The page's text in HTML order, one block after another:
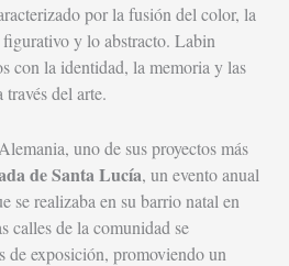
por la fusión del color, la
y lo abstracto. Labin
con la identidad, la memoria y las
del arte.
uno de sus proyectos más
de Santa Lucía, un evento anual
se realizaba en su barrio natal en
calles de la comunidad se
de exposición, promoviendo un